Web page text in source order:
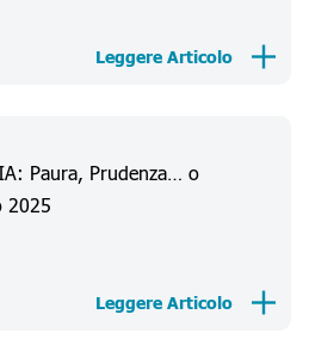
Leggere Articolo
Paura, Prudenza… o
2025
Leggere Articolo